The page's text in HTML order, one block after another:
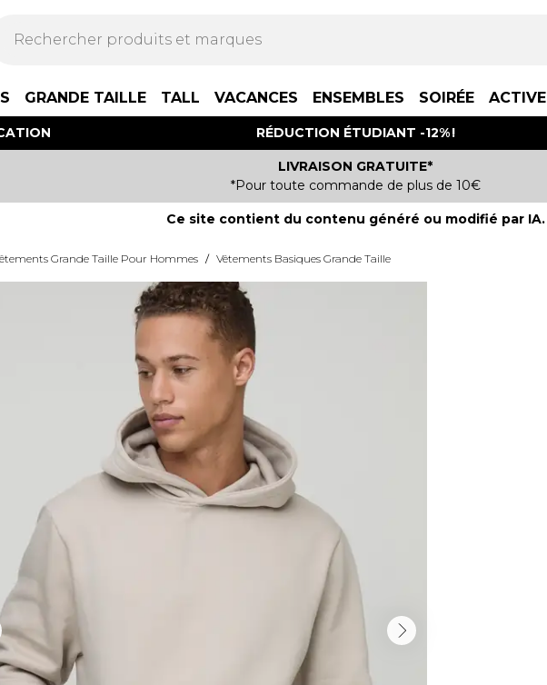
GRANDE TAILLE TALL VACANCES ENSEMBLES SOIRÉE ACTIVE
RÉDUCTION ÉTUDIANT -12% !
LIVRAISON GRATUITE*
*Pour toute commande de plus de 10€
Ce site contient du contenu généré ou modifié par IA.
Grande Taille Pour Hommes / Vêtements Basiques Grande Taille